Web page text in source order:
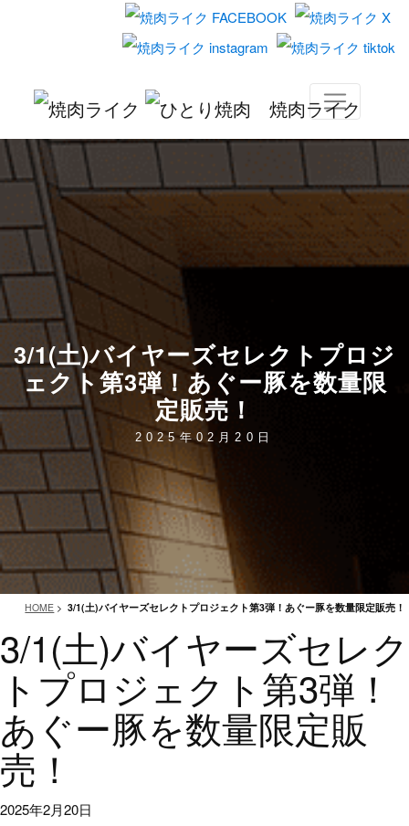
3/1(土)バイヤーズセレクトプロジ
ェクト第3弾！あぐー豚を数量限
定販売！
2025年02月20日
HOME >3/1(土)バイヤーズセレクトプロジェクト第3弾！あぐー豚を数量限定販売！
3/1(土)バイヤーズセレク
トプロジェクト第3弾！
あぐー豚を数量限定販
売！
2025年2月20日